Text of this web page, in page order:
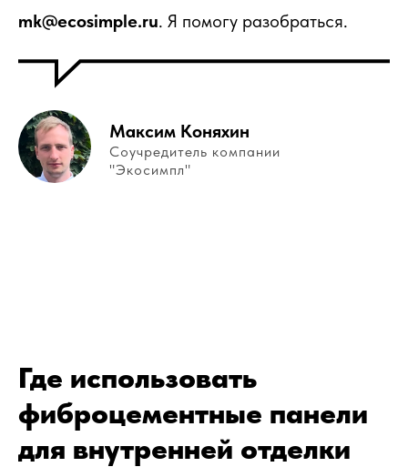
mk@ecosimple.ru. Я помогу разобраться.
Максим Коняхин
Соучредитель компании
"Экосимпл"
Где использовать
фиброцементные панели
для внутренней отделки